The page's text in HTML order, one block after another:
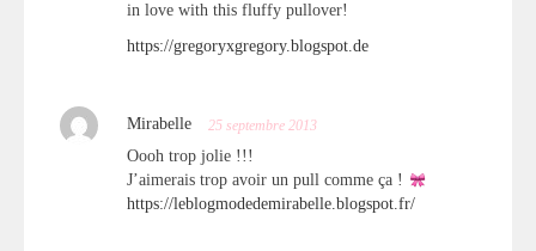
in love with this fluffy pullover!
https://gregoryxgregory.blogspot.de
Mirabelle 25 septembre 2013
Oooh trop jolie !!!
J’aimerais trop avoir un pull comme ça !
https://leblogmodedemirabelle.blogspot.fr/